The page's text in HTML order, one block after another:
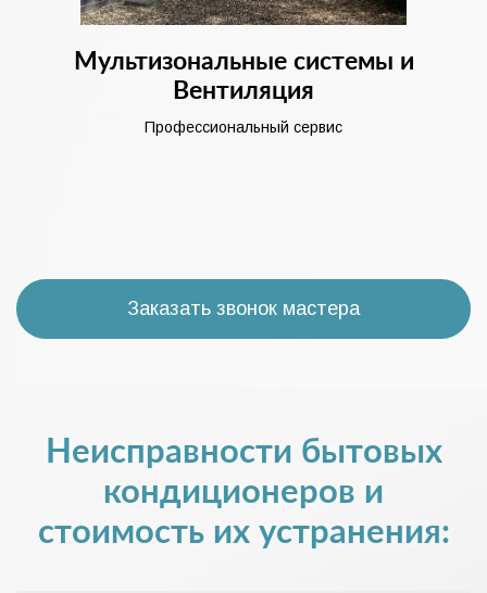
Мультизональные системы и
Вентиляция
Профессиональный сервис
Заказать звонок мастера
Неисправности бытовых
кондиционеров и
стоимость их устранения: